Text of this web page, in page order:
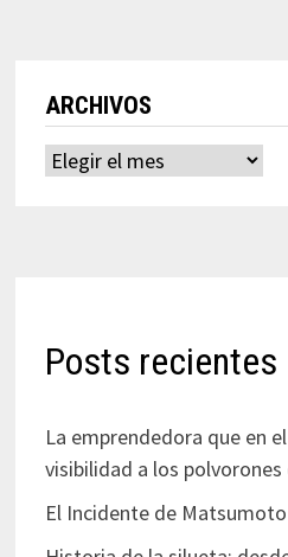
ARCHIVOS
Archivos
Posts recientes
La emprendedora que en
visibilidad a los polvorones
El Incidente de Matsumoto